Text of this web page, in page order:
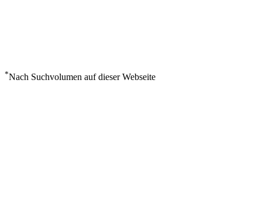
*Nach Suchvolumen auf dieser Webseite